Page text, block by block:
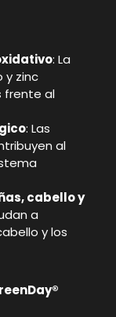
: La
y zinc
frente al
: Las
al
cabello y
a
y los